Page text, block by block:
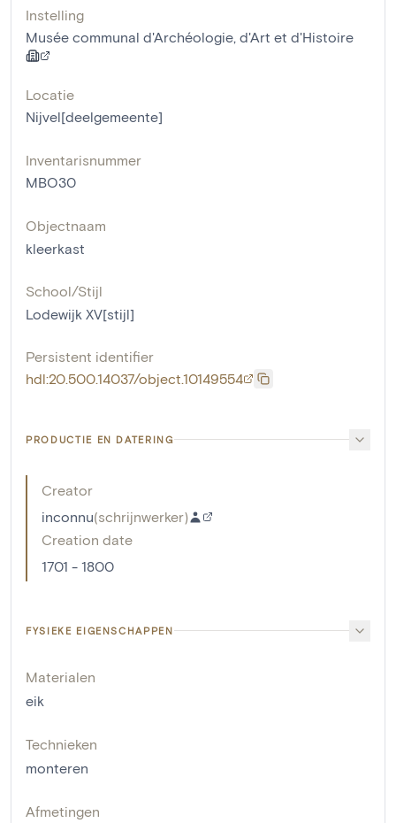
Instelling
Musée communal d'Archéologie, d'Art et d'Histoire
Locatie
Nijvel[deelgemeente]
Inventarisnummer
MBO30
Objectnaam
kleerkast
School/Stijl
Lodewijk XV[stijl]
Persistent identifier
hdl:20.500.14037/object.10149554
PRODUCTIE EN DATERING
Creator
inconnu(schrijnwerker)
Creation date
1701 - 1800
FYSIEKE EIGENSCHAPPEN
Materialen
eik
Technieken
monteren
Afmetingen